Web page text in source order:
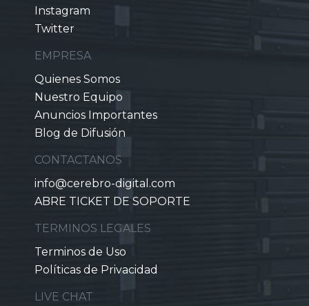
Instagram
Twitter
EMPRESA
Quienes Somos
Nuestro Equipo
Anuncios Importantes
Blog de Difusión
CONTACTANOS
info@cerebro-digital.com
ABRE TICKET DE SOPORTE
TERMINOS LEGALES
Terminos de Uso
Políticas de Privacidad
LIVE CHAT